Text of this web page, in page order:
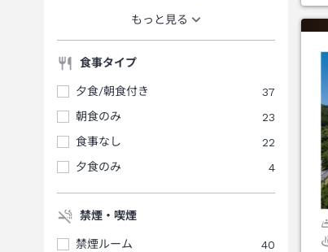
もっと見る
食事タイプ
夕食/朝食付き
37
朝食のみ
23
食事なし
22
夕食のみ
4
禁煙・喫煙
禁煙ルーム
40